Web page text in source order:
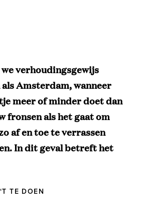
verhoudingsgewijs
Amsterdam, wanneer
meer of minder doet dan
fronsen als het gaat om
af en toe te verrassen
In dit geval betreft het
TE DOEN